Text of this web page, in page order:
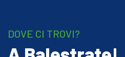
DOVE CI TROVI?